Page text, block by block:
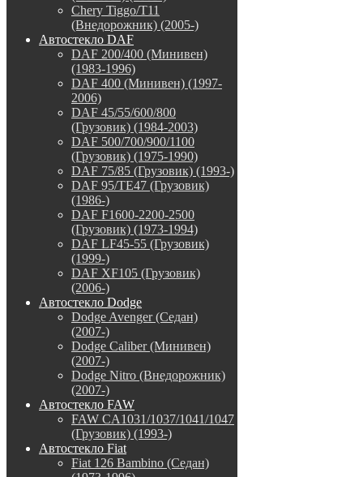
Chery Tiggo/T11
(Внедорожник) (2005-)
Автостекло DAF
DAF 200/400 (Минивен)
(1983-1996)
DAF 400 (Минивен) (1997-
2006)
DAF 45/55/600/800
(Грузовик) (1984-2003)
DAF 500/700/900/1100
(Грузовик) (1975-1990)
DAF 75/85 (Грузовик) (1993-)
DAF 95/TE47 (Грузовик)
(1986-)
DAF F1600-2200-2500
(Грузовик) (1973-1994)
DAF LF45-55 (Грузовик)
(1999-)
DAF XF105 (Грузовик)
(2006-)
Автостекло Dodge
Dodge Avenger (Седан)
(2007-)
Dodge Caliber (Минивен)
(2007-)
Dodge Nitro (Внедорожник)
(2007-)
Автостекло FAW
FAW CA1031/1037/1041/1047
(Грузовик) (1993-)
Автостекло Fiat
Fiat 126 Bambino (Седан)